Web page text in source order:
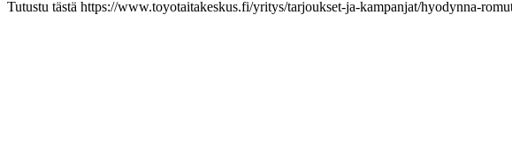
Tutustu tästä https://www.toyotaitakeskus.fi/yritys/tarjoukset-ja-kampanjat/hyodynna-